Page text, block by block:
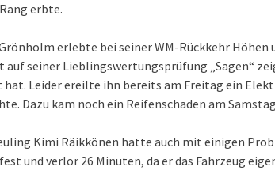
erbte.
erlebte bei seiner WM-Rückkehr
auf seiner Lieblingswertungsprüfung „Sagen“
Leider ereilte ihn bereits am Freitag ein
Dazu kam noch ein Reifenschaden am
Kimi Räikkönen hatte auch mit einigen
und verlor 26 Minuten, da er das Fahrzeug